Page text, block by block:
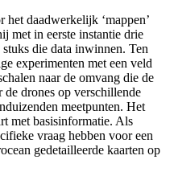
daadwerkelijk ‘mappen’
met in eerste instantie drie
die data inwinnen. Ten
experimenten met een veld
naar de omvang die de
de drones op verschillende
meetpunten. Het
met basisinformatie. Als
vraag hebben voor een
gedetailleerde kaarten op